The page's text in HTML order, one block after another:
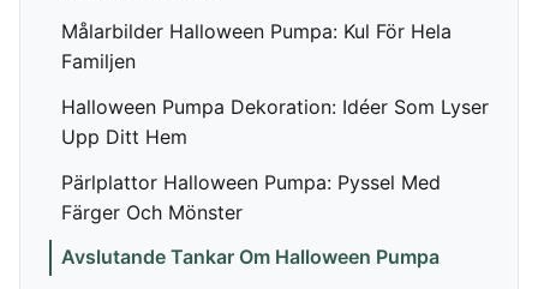
KLIMAT
Luftkylare
Luftvärmepump
MOBIL & TILLBEHÖR
Mobiltelefon
Målarbilder Halloween Pumpa: Kul För Hela
Familjen
Halloween Pumpa Dekoration: Idéer Som Lyser
Upp Ditt Hem
Pärlplattor Halloween Pumpa: Pyssel Med
Färger Och Mönster
Avslutande Tankar Om Halloween Pumpa